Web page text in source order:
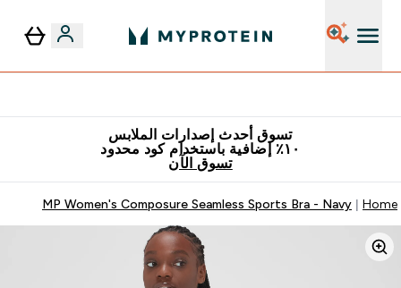
تسوق أحدث إصدارات الملابس
١٠٪ إضافية باستخدام كود محدود
تسوق الآن
Home
MP Women's Composure Seamless Sports Bra - Navy